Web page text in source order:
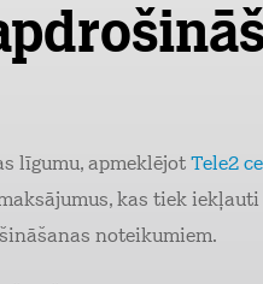
līgumu, apmeklējot Tele2
kas tiek iekļauti
noteikumiem.